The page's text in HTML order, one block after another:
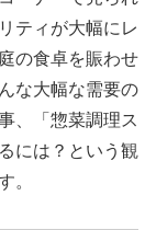
ティが大幅にレ
の食卓を賑わせ
な大幅な需要の
、「惣菜調理ス
には？という観
。